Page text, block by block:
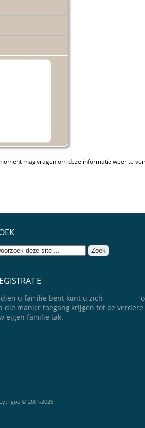
mag vragen om deze informatie weer te
u familie bent kunt u zich
die manier toegang krijgen tot de verdere
eigen familie tak.
© 2001-2026.